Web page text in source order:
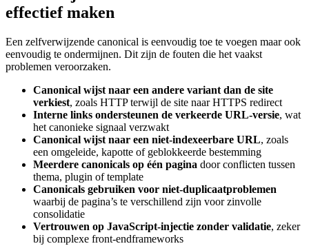
effectief maken
Een zelfverwijzende canonical is eenvoudig toe te voegen maar ook
eenvoudig te ondermijnen. Dit zijn de fouten die het vaakst
problemen veroorzaken.
Canonical wijst naar een andere variant dan de site
verkiest, zoals HTTP terwijl de site naar HTTPS redirect
Interne links ondersteunen de verkeerde URL-versie, wat
het canonieke signaal verzwakt
Canonical wijst naar een niet-indexeerbare URL, zoals
een omgeleide, kapotte of geblokkeerde bestemming
Meerdere canonicals op één pagina door conflicten tussen
thema, plugin of template
Canonicals gebruiken voor niet-duplicaatproblemen
waarbij de pagina’s te verschillend zijn voor zinvolle
consolidatie
Vertrouwen op JavaScript-injectie zonder validatie, zeker
bij complexe front-endframeworks